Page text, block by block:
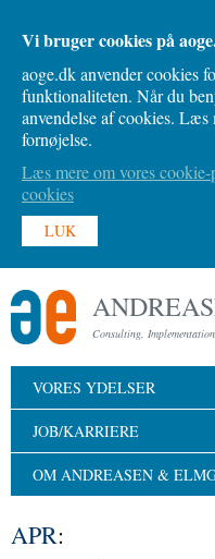
Vi bruger cookies på
aoge.dk anvender cookies
funktionaliteten. Når du
anvendelse af cookies.
fornøjelse.
Læs mere om vores
cookies
LUK
Consulting,
VORES YDELSER
JOB/KARRIERE
OM ANDREASEN &
APR: